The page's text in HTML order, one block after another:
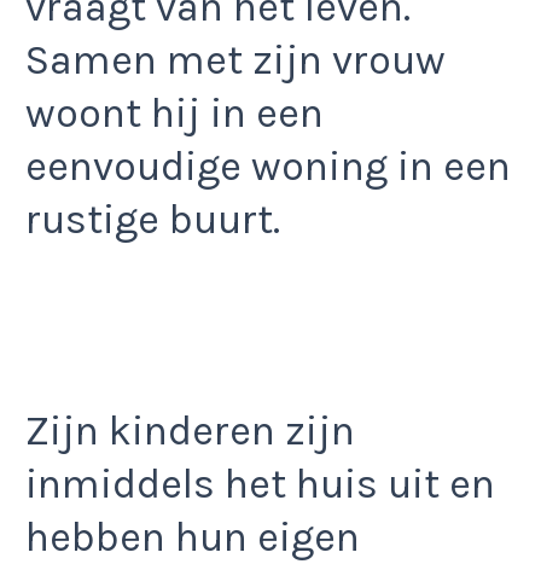
Samen met zijn vrouw
woont hij in een
eenvoudige woning in een
rustige buurt.
Zijn kinderen zijn
inmiddels het huis uit en
hebben hun eigen